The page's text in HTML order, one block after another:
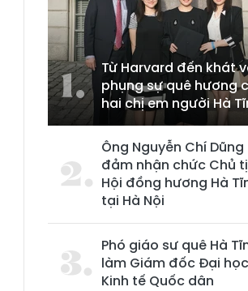
Từ Harvard đến khát
phụng sự quê hương
hai chị em người Hà
Ông Nguyễn Chí Dũng
đảm nhận chức Chủ
Hội đồng hương Hà
tại Hà Nội
Phó giáo sư quê Hà
làm Giám đốc Đại học
Kinh tế Quốc dân